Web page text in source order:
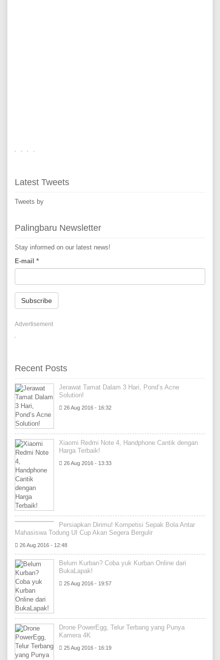
Latest Tweets
Tweets by
Palingbaru Newsletter
Stay informed on our latest news!
E-mail *
Subscribe
Advertisement
Recent Posts
Jerawat Tamat Dalam 3 Hari, Pond’s Acne
Solution!
26 Aug 2016 - 16:32
Xiaomi Redmi Note 4, Handphone Cantik dengan
Harga Terbaik!
26 Aug 2016 - 13:33
Persiapkan Dirimu! Kompetisi Sepak Bola Antar
Mahasiswa Todung UI Cup Akan Segera Bergulir
26 Aug 2016 - 12:48
Belum Kurban? Coba yuk Kurban Online dari
BukaLapak!
25 Aug 2016 - 19:57
Drone PowerEgg, Telur Terbang yang Punya
Kamera 4K
25 Aug 2016 - 16:19